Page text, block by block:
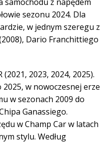
samochodu z napędem
sezonu 2024. Dla
w jednym szeregu z
Dario Franchittiego
2023, 2024, 2025).
w nowoczesnej erze
w sezonach 2009 do
Ganassiego.
w Champ Car w latach
stylu. Według